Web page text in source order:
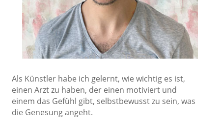
Als Künstler habe ich gelernt, wie wichtig es ist,
einen Arzt zu haben, der einen motiviert und
einem das Gefühl gibt, selbstbewusst zu sein, was
die Genesung angeht.